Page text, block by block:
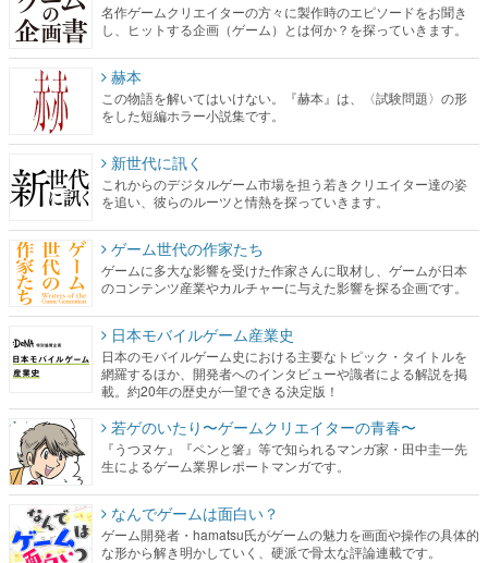
名作ゲームクリエイターの方々に製作時のエピソードをお聞き
し、ヒットする企画（ゲーム）とは何か？を探っていきます。
赫本
この物語を解いてはいけない。『赫本』は、〈試験問題〉の形
をした短編ホラー小説集です。
新世代に訊く
これからのデジタルゲーム市場を担う若きクリエイター達の姿
を追い、彼らのルーツと情熱を探っていきます。
ゲーム世代の作家たち
ゲームに多大な影響を受けた作家さんに取材し、ゲームが日本
のコンテンツ産業やカルチャーに与えた影響を探る企画です。
日本モバイルゲーム産業史
日本のモバイルゲーム史における主要なトピック・タイトルを
網羅するほか、開発者へのインタビューや識者による解説を掲
載。約20年の歴史が一望できる決定版！
若ゲのいたり〜ゲームクリエイターの青春〜
『うつヌケ』『ペンと箸』等で知られるマンガ家・田中圭一先
生によるゲーム業界レポートマンガです。
なんでゲームは面白い？
ゲーム開発者・hamatsu氏がゲームの魅力を画面や操作の具体的
な形から解き明かしていく、硬派で骨太な評論連載です。